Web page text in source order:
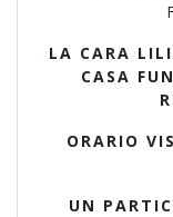
LA CARA
CASA
ORARIO
UN